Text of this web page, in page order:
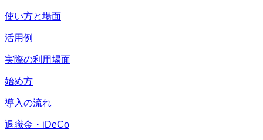
使い方と場面
活用例
実際の利用場面
始め方
導入の流れ
退職金・iDeCo